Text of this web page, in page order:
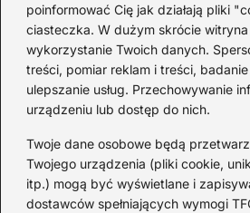
poinformować Cię jak działają pliki
ciasteczka. W dużym skrócie
wykorzystanie Twoich danych.
treści, pomiar reklam i treści,
ulepszanie usług. Przechowywanie
urządzeniu lub dostęp do nich.
Twoje dane osobowe będą
Twojego urządzenia (pliki cookie,
itp.) mogą być wyświetlane i
dostawców spełniających wymogi
Kto śpiewa „Zaopiekuj
czy Rezerwat —
wersjach
Redakcja
JazzJuniors.pl to miejsce dla
animatorów i wszystkich, którzy
więcej niż dźwięki – to emocje,